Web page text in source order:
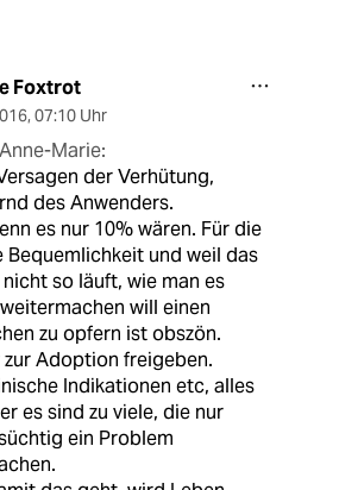
Foxtrot
, 07:10 Uhr
Marie:
der Verhütung,
des Anwenders.
es nur 10% wären. Für die
Bequemlichkeit und weil das
so läuft, wie man es
will einen
zu opfern ist obszön.
zur Adoption freigeben.
Indikationen etc, alles
es sind zu viele, die nur
ein Problem